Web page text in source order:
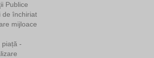
Publice
de închiriat
mijloace
piață -